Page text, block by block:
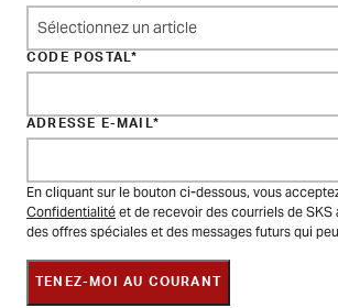
Sélectionnez un article
CODE POSTAL
ADRESSE E-MAIL
En cliquant sur le bouton ci-dessous, vous
Confidentialité et de recevoir des courriels de SKS
des offres spéciales et des messages futurs qui
TENEZ-MOI AU COURANT